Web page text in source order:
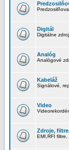
Digitál
Digitálne
Analóg
Analógové
Kabeláž
Signálové,
Video
Zdroje,
EMI,RFI filtre,